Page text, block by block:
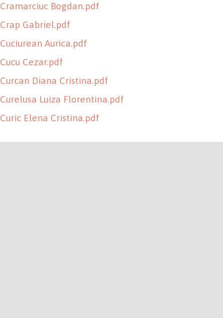
Cramarciuc Bogdan.pdf
Crap Gabriel.pdf
Cuciurean Aurica.pdf
Cucu Cezar.pdf
Curcan Diana Cristina.pdf
Curelusa Luiza Florentina.pdf
Curic Elena Cristina.pdf